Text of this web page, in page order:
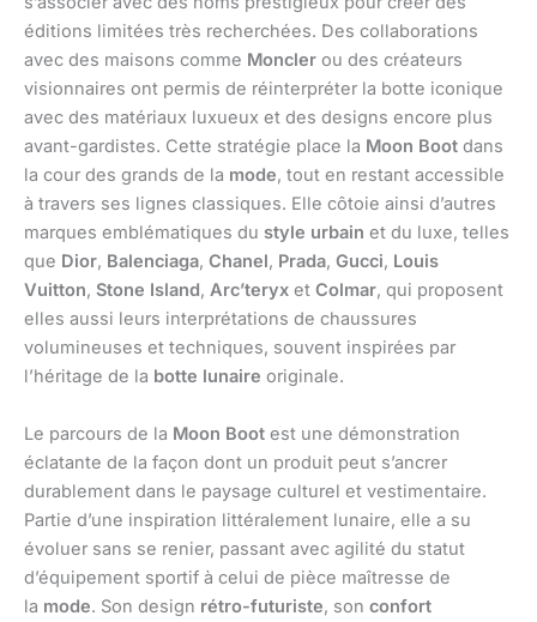
éditions limitées très recherchées. Des collaborations
avec des maisons comme Moncler ou des créateurs
visionnaires ont permis de réinterpréter la botte iconique
avec des matériaux luxueux et des designs encore plus
avant-gardistes. Cette stratégie place la Moon Boot dans
la cour des grands de la mode, tout en restant accessible
à travers ses lignes classiques. Elle côtoie ainsi d’autres
marques emblématiques du style urbain et du luxe, telles
que Dior, Balenciaga, Chanel, Prada, Gucci, Louis
Vuitton, Stone Island, Arc’teryx et Colmar, qui proposent
elles aussi leurs interprétations de chaussures
volumineuses et techniques, souvent inspirées par
l’héritage de la botte lunaire originale.
Le parcours de la Moon Boot est une démonstration
éclatante de la façon dont un produit peut s’ancrer
durablement dans le paysage culturel et vestimentaire.
Partie d’une inspiration littéralement lunaire, elle a su
évoluer sans se renier, passant avec agilité du statut
d’équipement sportif à celui de pièce maîtresse de
la mode. Son design rétro-futuriste, son confort